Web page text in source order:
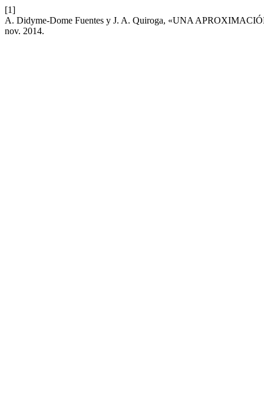
[1]
A. Didyme-Dome Fuentes y J. A. Quiroga, «UNA
nov. 2014.